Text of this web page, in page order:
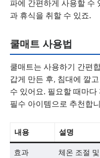
파에 간편하게 사용할 수
과 휴식을 취할 수 있죠.
쿨매트 사용법
쿨매트는 사용하기 간편
갑게 만든 후, 침대에 깔
수 있어요. 필요할 때마
필수 아이템으로 추천합
내용 설명
효과 체온 조절